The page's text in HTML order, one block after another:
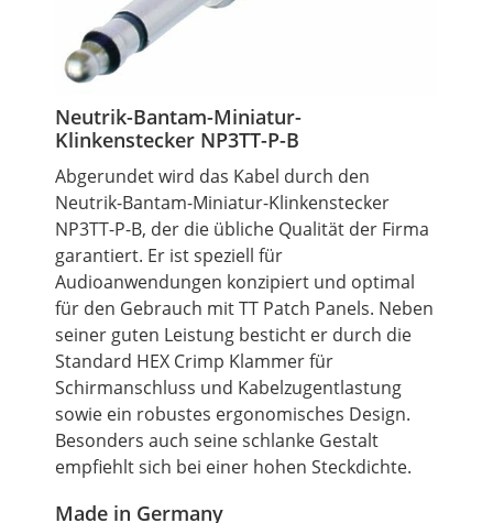
Neutrik-Bantam-Miniatur-
Klinkenstecker NP3TT-P-B
Abgerundet wird das Kabel durch den
Neutrik-Bantam-Miniatur-Klinkenstecker
NP3TT-P-B, der die übliche Qualität der Firma
garantiert. Er ist speziell für
Audioanwendungen konzipiert und optimal
für den Gebrauch mit TT Patch Panels. Neben
seiner guten Leistung besticht er durch die
Standard HEX Crimp Klammer für
Schirmanschluss und Kabelzugentlastung
sowie ein robustes ergonomisches Design.
Besonders auch seine schlanke Gestalt
empfiehlt sich bei einer hohen Steckdichte.
Made in Germany